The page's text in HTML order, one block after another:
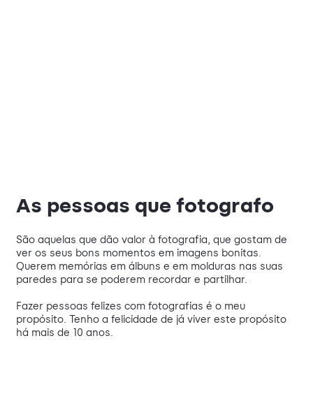
As pessoas que fotografo
São aquelas que dão valor à fotografia, que gostam de
ver os seus bons momentos em imagens bonitas.
Querem memórias em álbuns e em molduras nas suas
paredes para se poderem recordar e partilhar.
Fazer pessoas felizes com fotografias é o meu
propósito. Tenho a felicidade de já viver este propósito
há mais de 10 anos.